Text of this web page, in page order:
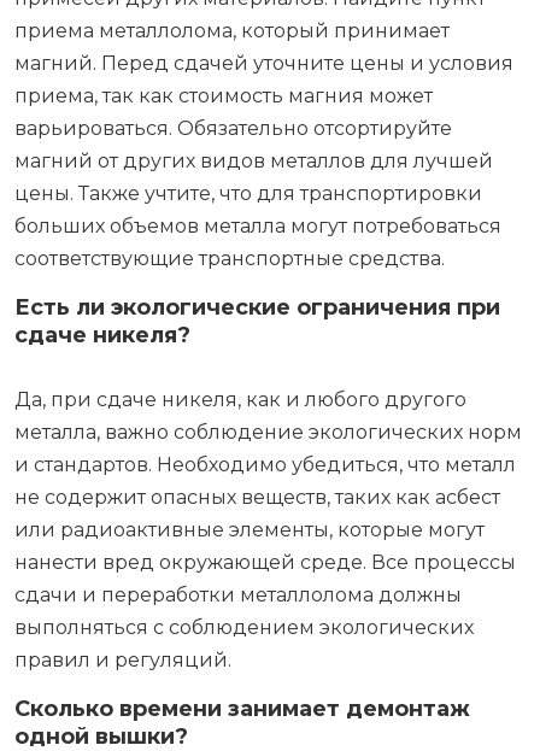
приема металлолома, который принимает
магний. Перед сдачей уточните цены и условия
приема, так как стоимость магния может
варьироваться. Обязательно отсортируйте
магний от других видов металлов для лучшей
цены. Также учтите, что для транспортировки
больших объемов металла могут потребоваться
соответствующие транспортные средства.
Есть ли экологические ограничения при
сдаче никеля?
Да, при сдаче никеля, как и любого другого
металла, важно соблюдение экологических норм
и стандартов. Необходимо убедиться, что металл
не содержит опасных веществ, таких как асбест
или радиоактивные элементы, которые могут
нанести вред окружающей среде. Все процессы
сдачи и переработки металлолома должны
выполняться с соблюдением экологических
правил и регуляций.
Сколько времени занимает демонтаж
одной вышки?